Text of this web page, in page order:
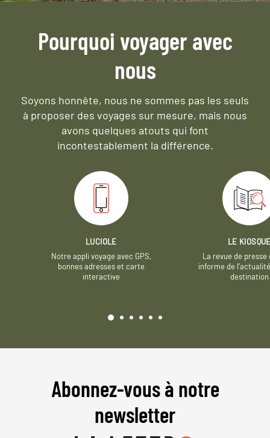
Pourquoi voyager avec
nous
Soyons honnête, nous ne sommes pas les seuls
à proposer des voyages sur mesure, mais nous
avons quelques atouts qui font
incontestablement la différence.
LUCIOLE
Notre appli voyage avec GPS,
bonnes adresses et carte
interactive
LE
La revue de presse
informe de
destination
Abonnez-vous à notre
newsletter